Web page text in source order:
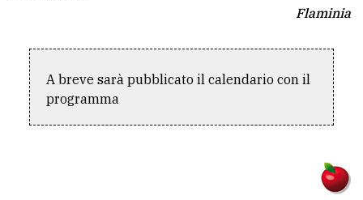
Cerca
per
comune
Flaminia
A breve sarà pubblicato il calendario con il
programma